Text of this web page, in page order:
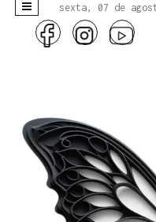
sexta, 07 de